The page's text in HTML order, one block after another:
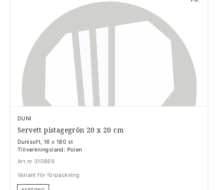
DUNI
Servett pistagegrön 20 x 20 cm
Dunisoft, 16 x 180 st
Tillverkningsland: Polen
Art.nr 310869
Variant för förpackning